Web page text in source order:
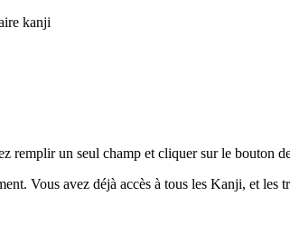
kanji
remplir un seul champ et cliquer sur le bouton
Vous avez déjà accès à tous les Kanji, et